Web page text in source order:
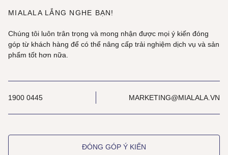
MIALALA LẮNG NGHE BẠN!
Chúng tôi luôn trân trọng và mong nhận được mọi ý kiến đóng
góp từ khách hàng để có thể nâng cấp trải nghiệm dịch vụ và sản
phẩm tốt hơn nữa.
1900 0445 MARKETING@MIALALA.VN
ĐÓNG GÓP Ý KIẾN